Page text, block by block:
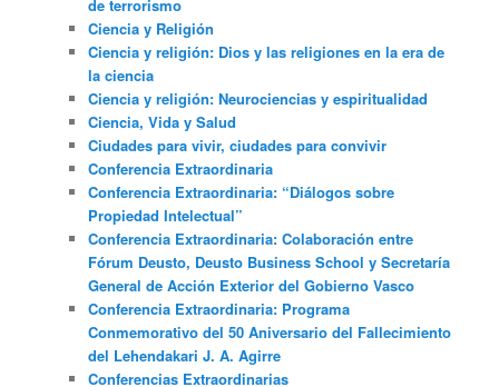
de terrorismo
Ciencia y Religión
Ciencia y religión: Dios y las religiones en la era de
la ciencia
Ciencia y religión: Neurociencias y espiritualidad
Ciencia, Vida y Salud
Ciudades para vivir, ciudades para convivir
Conferencia Extraordinaria
Conferencia Extraordinaria: “Diálogos sobre
Propiedad Intelectual”
Conferencia Extraordinaria: Colaboración entre
Fórum Deusto, Deusto Business School y Secretaría
General de Acción Exterior del Gobierno Vasco
Conferencia Extraordinaria: Programa
Conmemorativo del 50 Aniversario del Fallecimiento
del Lehendakari J. A. Agirre
Conferencias Extraordinarias